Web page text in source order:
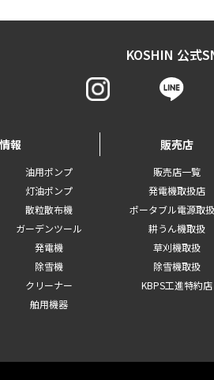
KOSHIN 公式
報
油用ポンプ
灯油ポンプ
散粒散布機
ガーデンツール
発電機
除雪機
クリーナー
舶用機器
販売店
販売店一覧
発電機取扱店
ポータブル電源取
耕うん機取扱
草刈機取扱
除雪機取扱
KBPS工進特約店